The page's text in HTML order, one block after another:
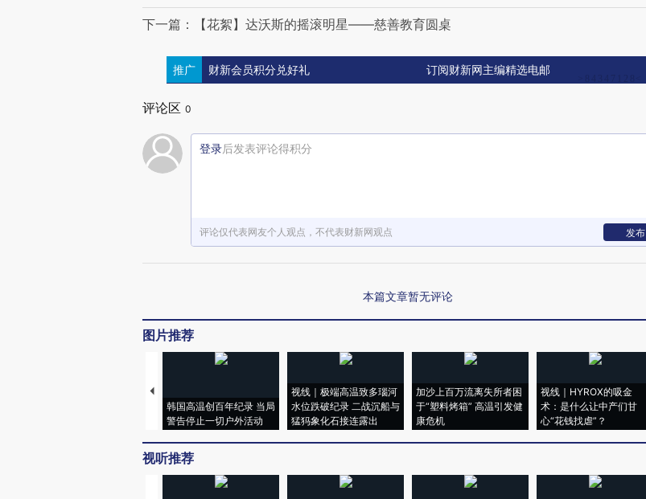
下一篇：【花絮】达沃斯的摇滚明星——慈善教育圆桌
推广 财新会员积分兑好礼 订阅财新网主编精选电邮
评论区 0
登录后发表评论得积分
评论仅代表网友个人观点，不代表财新网观点 发布
本篇文章暂无评论
图片推荐
韩国高温创百年纪录 当局
警告停止一切户外活动
视线｜极端高温致多瑙河
水位跌破纪录 二战沉船与
猛犸象化石接连露出
加沙上百万流离失所者困
于“塑料烤箱” 高温引发健
康危机
视线｜HYROX的吸金
术：是什么让中产们甘
心“花钱找虐”？
视听推荐